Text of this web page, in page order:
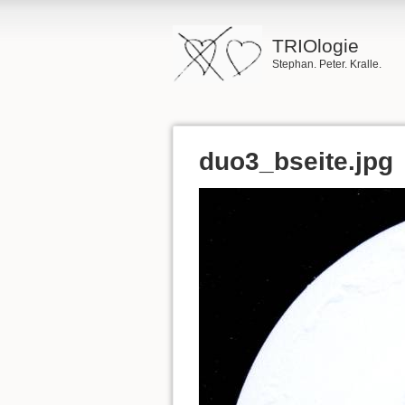
TRIOlogie
Stephan. Peter. Kralle.
duo3_bseite.jpg